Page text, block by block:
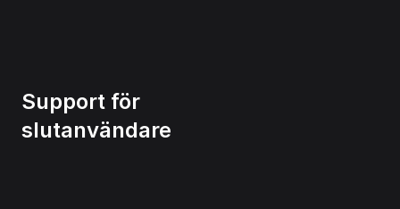
Support för
slutanvändare